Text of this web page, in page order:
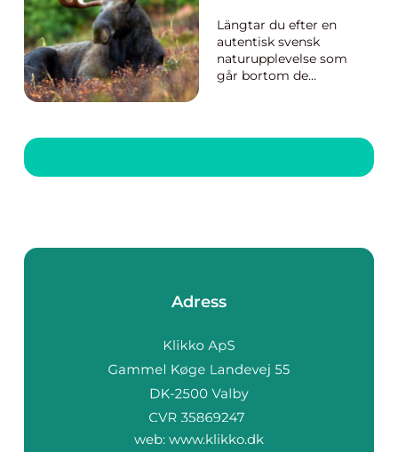
nära håll
Längtar du efter en
autentisk svensk
naturupplevelse som
går bortom de
svensk hemlighet;
enastående parker ger
Adress
web: www.klikko.dk